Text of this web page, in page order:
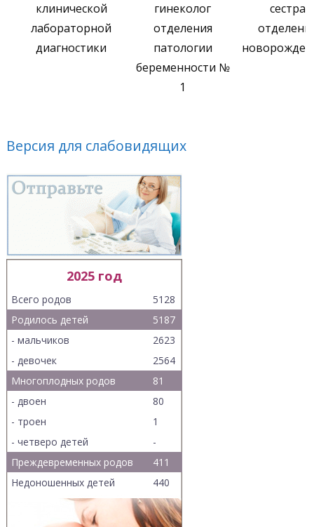
клинической
лабораторной
диагностики
гинеколог
отделения
патологии
беременности №
1
сестра
Версия для слабовидящих
2025 год
Всего родов
5128
Родилось детей
5187
- мальчиков
2623
- девочек
2564
Многоплодных родов
81
- двоен
80
- троен
1
- четверо детей
-
Преждевременных родов
411
Недоношенных детей
440